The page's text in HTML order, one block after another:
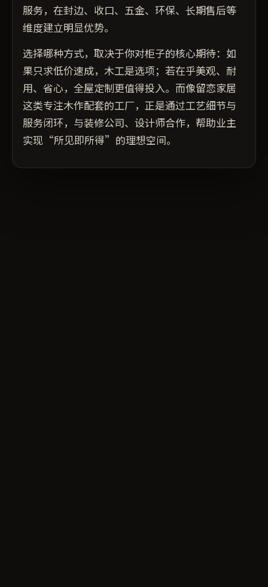
服务，在封边、收口、五金、环保、长期售后等
维度建立明显优势。
选择哪种方式，取决于你对柜子的核心期待：如
果只求低价速成，木工是选项；若在乎美观、耐
用、省心，全屋定制更值得投入。而像留恋家居
这类专注木作配套的工厂，正是通过工艺细节与
服务闭环，与装修公司、设计师合作，帮助业主
实现“所见即所得”的理想空间。